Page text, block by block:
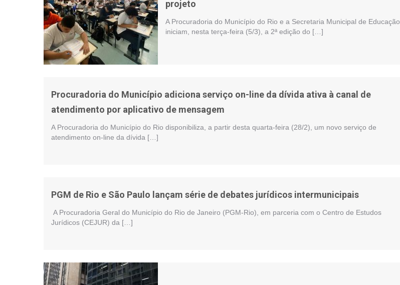
projeto
A Procuradoria do Município do Rio e a Secretaria Municipal de Educação
iniciam, nesta terça-feira (5/3), a 2ª edição do […]
Procuradoria do Município adiciona serviço on-line da dívida ativa à canal de
atendimento por aplicativo de mensagem
A Procuradoria do Município do Rio disponibiliza, a partir desta quarta-feira (28/2), um novo serviço de
atendimento on-line da dívida […]
PGM de Rio e São Paulo lançam série de debates jurídicos intermunicipais
A Procuradoria Geral do Município do Rio de Janeiro (PGM-Rio), em parceria com o Centro de Estudos
Jurídicos (CEJUR) da […]